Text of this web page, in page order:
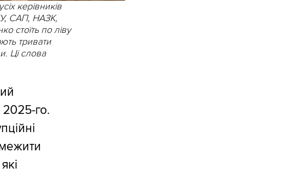
керівників
САП, НАЗК,
стоїть по ліву
тривати
Ці слова
го.